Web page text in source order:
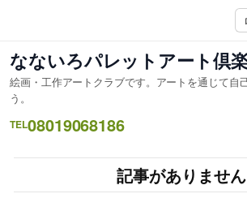
ス
キ
プ
なないろパレットアート倶
絵画・工作アートクラブです。アートを通じて自
う。
TEL08019068186
記事がありません